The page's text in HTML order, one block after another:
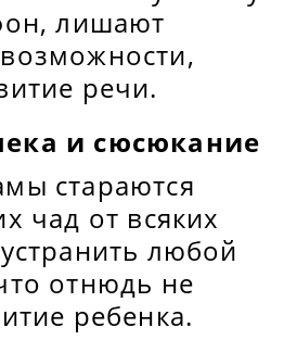
лишают
речи.
и сюсюкание
стараются
чад от всяких
любой
отнюдь не
ребенка.